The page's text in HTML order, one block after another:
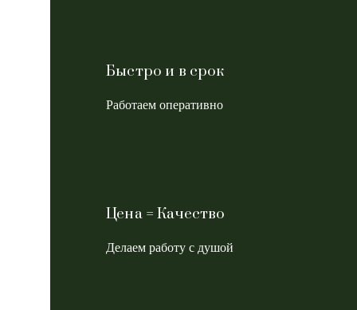
Быстро и в срок
Работаем оперативно
Цена = Качество
Делаем работу с душой